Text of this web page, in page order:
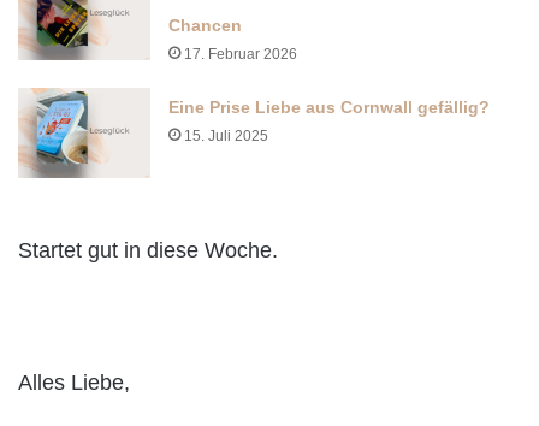
Chancen
17. Februar 2026
Eine Prise Liebe aus Cornwall gefällig?
15. Juli 2025
Startet gut in diese Woche.
Alles Liebe,